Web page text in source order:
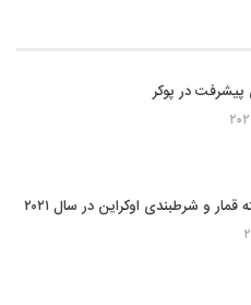
و شرطبندی اوکراین در سال ۲۰۲۱